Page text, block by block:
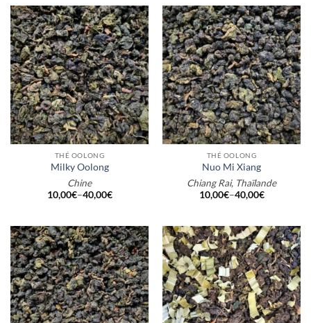
THÉ OOLONG
Milky Oolong
Chine
10,00€–40,00€
THÉ OOLONG
Nuo Mi Xiang
Chiang Rai, Thaïlande
10,00€–40,00€